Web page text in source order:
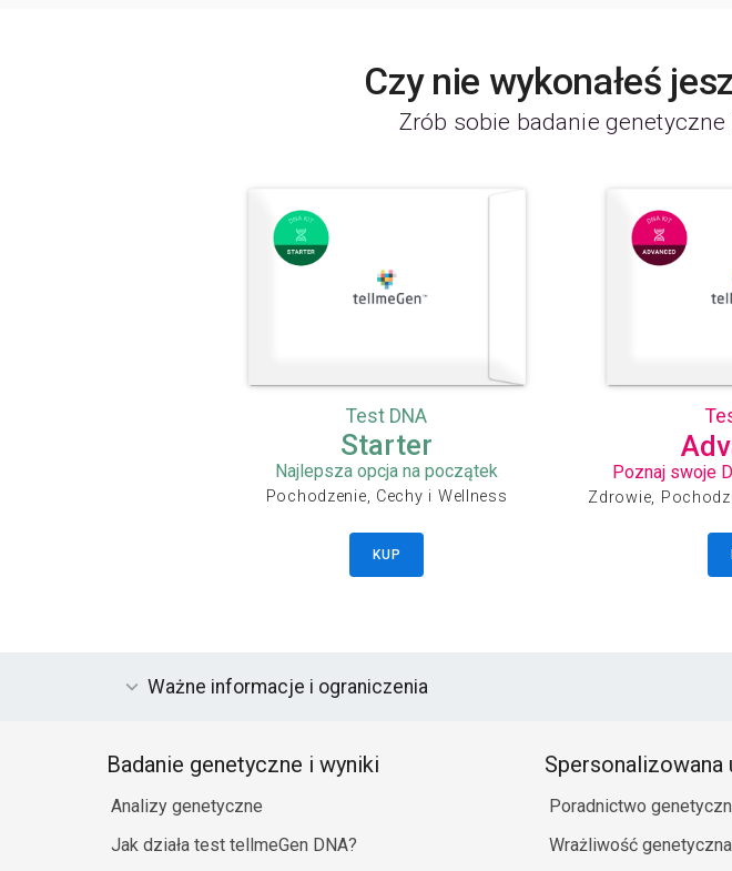
Czy nie wykonałeś
Zrób sobie badanie
Test DNA
Starter
Najlepsza opcja na początek
Pochodzenie, Cechy i Wellness
KUP
Poznaj swoje
Zdrowie,
Ważne informacje i ograniczenia
Badanie genetyczne i wyniki
Analizy genetyczne
Jak działa test tellmeGen DNA?
Spersonalizowana
Poradnictwo
Wrażliwość genetyczna